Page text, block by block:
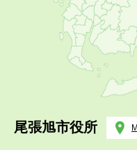
尾張旭市役所